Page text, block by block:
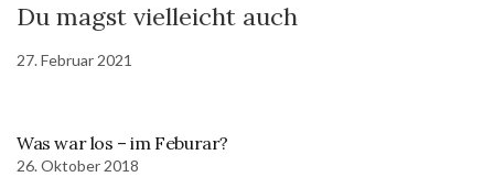
Du magst vielleicht auch
27. Februar 2021
Was war los – im Feburar?
26. Oktober 2018